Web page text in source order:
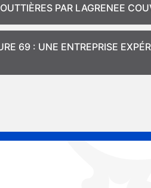
PAR LAGRENEE
69 : UNE ENTREPRISE